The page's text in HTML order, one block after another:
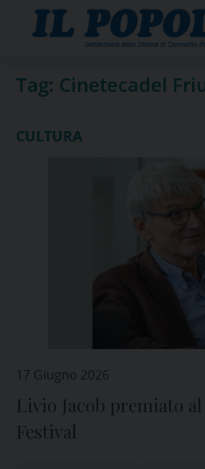
Tag: Cinetecadel
CULTURA
17 Giugno 2026
Livio Jacob premiato
Festival